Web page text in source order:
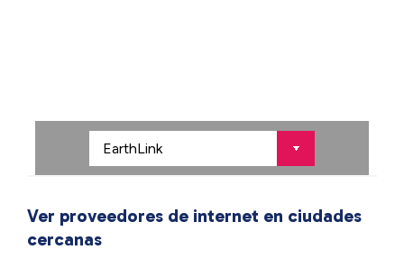
Ver proveedores de internet en ciudades
cercanas